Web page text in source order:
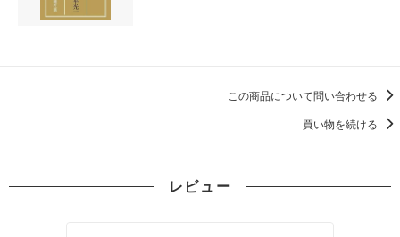
この商品について問い合わせる
買い物を続ける
レビュー